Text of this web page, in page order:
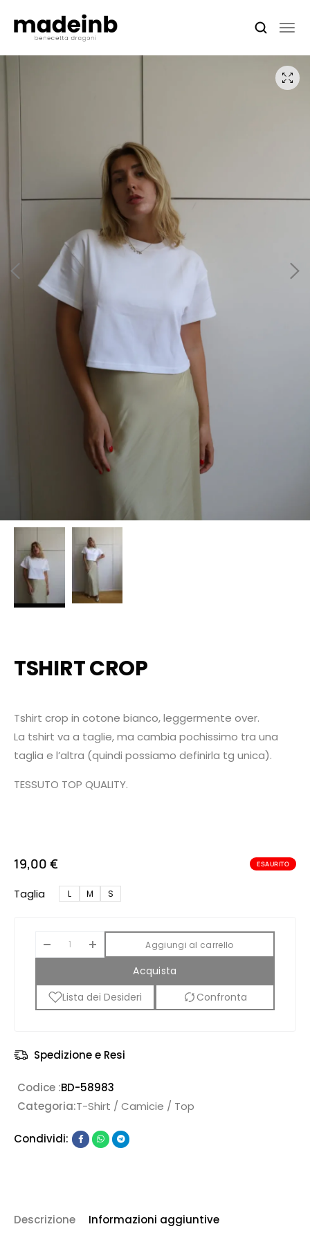
TSHIRT CROP
Tshirt crop in cotone bianco, leggermente over.
La tshirt va a taglie, ma cambia pochissimo tra una
taglia e l’altra (quindi possiamo definirla tg unica).
TESSUTO TOP QUALITY.
19,00 € ESAURITO
Taglia L M S
Aggiungi al carrello
Acquista
Lista dei Desideri
Confronta
Spedizione e Resi
Codice :BD-58983
Categoria:T-Shirt / Camicie / Top
Condividi:
Descrizione Informazioni aggiuntive